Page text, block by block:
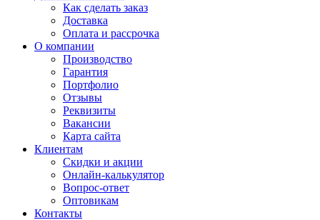
Как сделать заказ
Доставка
Оплата и рассрочка
О компании
Производство
Гарантия
Портфолио
Отзывы
Реквизиты
Вакансии
Карта сайта
Клиентам
Скидки и акции
Онлайн-калькулятор
Вопрос-ответ
Оптовикам
Контакты